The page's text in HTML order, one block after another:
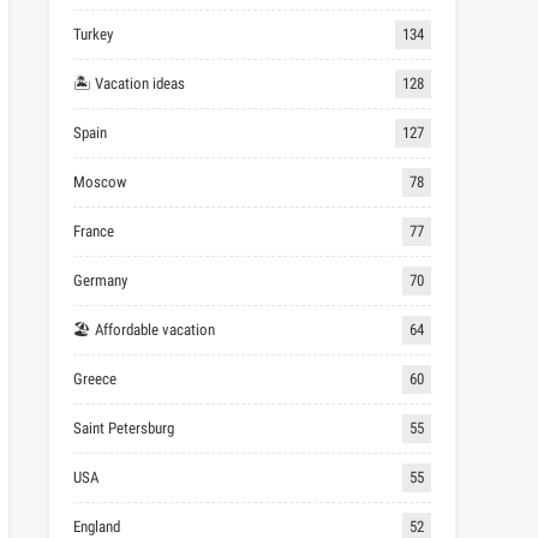
Turkey 134
🏝 Vacation ideas 128
Spain 127
Moscow 78
France 77
Germany 70
🏖 Affordable vacation 64
Greece 60
Saint Petersburg 55
USA 55
England 52